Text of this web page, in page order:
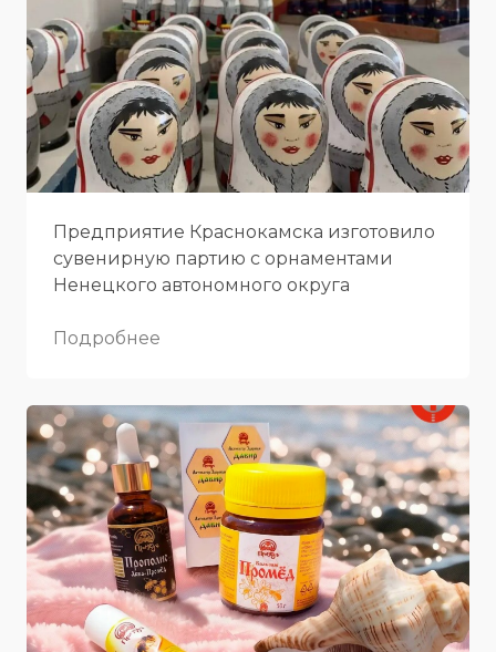
Предприятие Краснокамска изготовило
сувенирную партию с орнаментами
Ненецкого автономного округа
Подробнее